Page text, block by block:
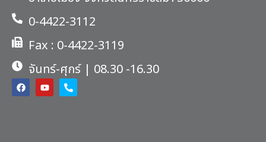
0-4422-3112
Fax : 0-4422-3119
จันทร์-ศุกร์ | 08.30 -16.30